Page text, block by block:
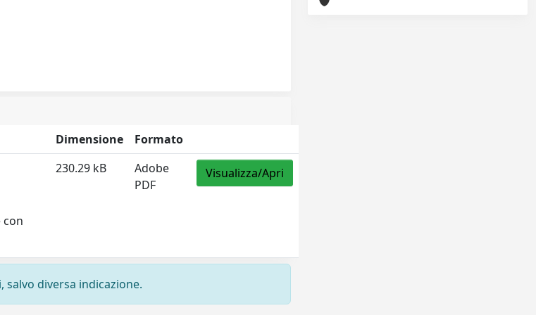
Dimensione Formato
con
230.29 kB
Adobe
PDF
Visualizza/Apri
diversa indicazione.